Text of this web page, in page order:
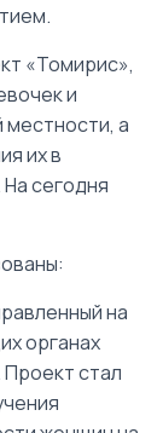
«Томирис»,
и
местности, а
их в
сегодня
на
органах
стал